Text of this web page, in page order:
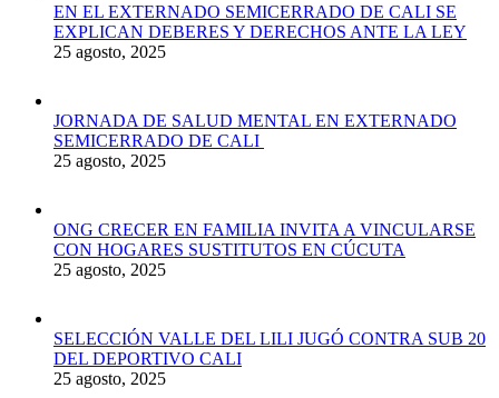
EN EL EXTERNADO SEMICERRADO DE CALI SE
EXPLICAN DEBERES Y DERECHOS ANTE LA LEY
25 agosto, 2025
JORNADA DE SALUD MENTAL EN EXTERNADO
SEMICERRADO DE CALI
25 agosto, 2025
ONG CRECER EN FAMILIA INVITA A VINCULARSE
CON HOGARES SUSTITUTOS EN CÚCUTA
25 agosto, 2025
SELECCIÓN VALLE DEL LILI JUGÓ CONTRA SUB 20
DEL DEPORTIVO CALI
25 agosto, 2025